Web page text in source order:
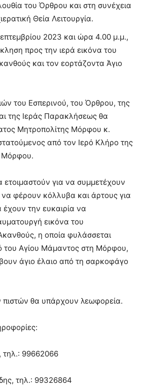
του Όρθρου και στη συνέχεια
Θεία Λειτουργία.
2023 και ώρα 4.00 μ.μ.,
προς την ιερά εικόνα του
και τον εορτάζοντα Άγιο
του Εσπερινού, του Όρθρου, της
της Ιεράς Παρακλήσεως θα
Μητροπολίτης Μόρφου κ.
από τον Ιερό Κλήρο της
Μόρφου.
ετοιμαστούν για να συμμετέχουν
να φέρουν κόλλυβα και άρτους για
έχουν την ευκαιρία να
εικόνα του
η οποία φυλάσσεται
του Αγίου Μάμαντος στη Μόρφου,
άγιο έλαιο από τη σαρκοφάγο
πιστών θα υπάρχουν λεωφορεία.
τηλ.: 99662066
τηλ.: 99326864